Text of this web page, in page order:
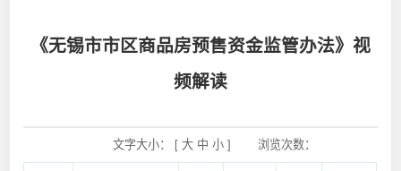
《无锡市市区商品房预售资金监管办法》视
频解读
文字大小： [ 大 中 小] 浏览次数：